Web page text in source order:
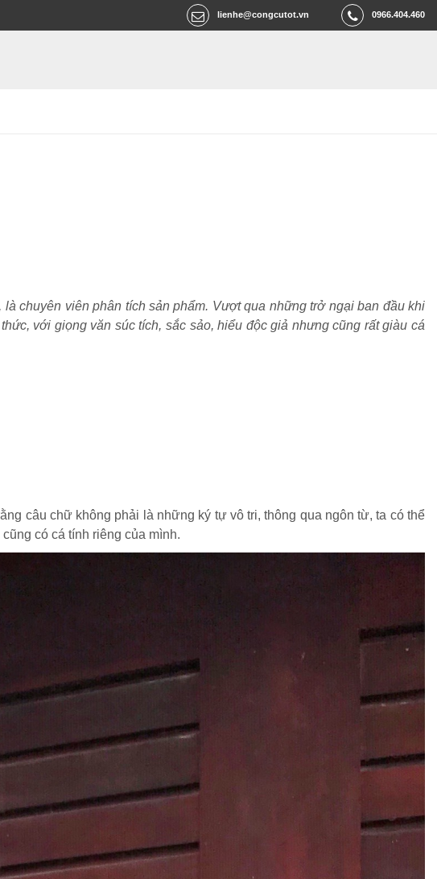
0966.404.460
lienhe@congcutot.vn
chuyên viên phân tích sản phẩm. Vượt qua những trở ngại ban đầu khi
với giọng văn súc tích, sắc sảo, hiểu độc giả nhưng cũng rất giàu cá
câu chữ không phải là những ký tự vô tri, thông qua ngôn từ, ta có thể
có cá tính riêng của mình.